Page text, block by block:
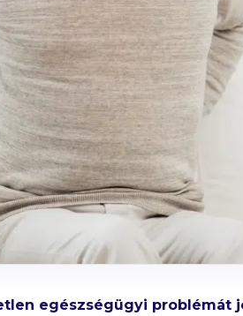
egészségügyi problémát